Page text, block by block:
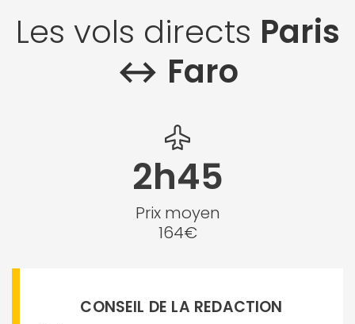
Les vols directs Paris
↔︎ Faro
2h45
Prix moyen
164€
CONSEIL DE LA REDACTION